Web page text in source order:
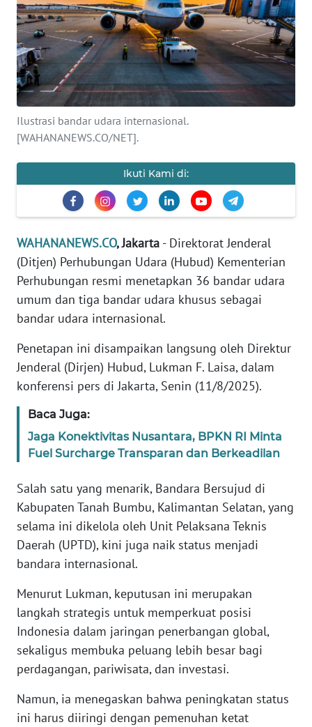
Ilustrasi bandar udara internasional.
[WAHANANEWS.CO/NET].
Ikuti Kami di:
WAHANANEWS.CO, Jakarta - Direktorat Jenderal
(Ditjen) Perhubungan Udara (Hubud) Kementerian
Perhubungan resmi menetapkan 36 bandar udara
umum dan tiga bandar udara khusus sebagai
bandar udara internasional.
Penetapan ini disampaikan langsung oleh Direktur
Jenderal (Dirjen) Hubud, Lukman F. Laisa, dalam
konferensi pers di Jakarta, Senin (11/8/2025).
Baca Juga:
Jaga Konektivitas Nusantara, BPKN RI Minta
Fuel Surcharge Transparan dan Berkeadilan
Salah satu yang menarik, Bandara Bersujud di
Kabupaten Tanah Bumbu, Kalimantan Selatan, yang
selama ini dikelola oleh Unit Pelaksana Teknis
Daerah (UPTD), kini juga naik status menjadi
bandara internasional.
Menurut Lukman, keputusan ini merupakan
langkah strategis untuk memperkuat posisi
Indonesia dalam jaringan penerbangan global,
sekaligus membuka peluang lebih besar bagi
perdagangan, pariwisata, dan investasi.
Namun, ia menegaskan bahwa peningkatan status
ini harus diiringi dengan pemenuhan ketat
KESEHATAN
INTERNASIONAL
SERBA-SERBI
PENDIDIKAN
OLAHRAGA
EDITORIAL
Informasi
BERITA
KONTAK
KAMI
INFO
PEDOMAN
MEDIA
SIBER
KARIR
DISCLAIMER
Wahana
News
Regional